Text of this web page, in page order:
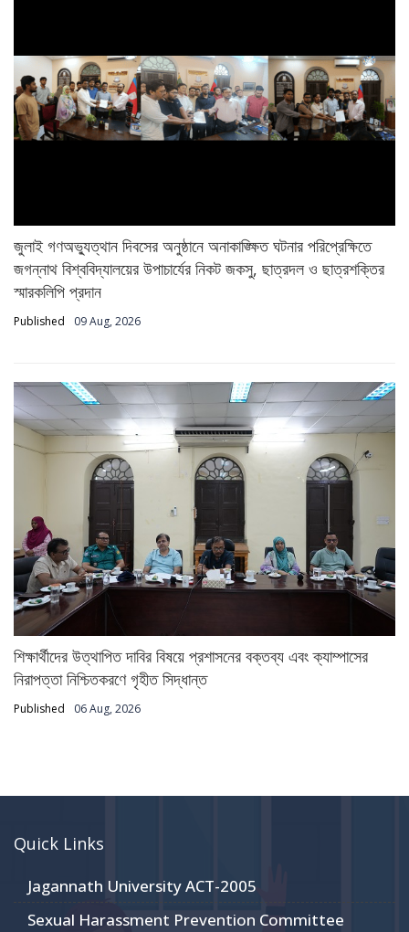
জুলাই গণঅভ্যুত্থান দিবসের অনুষ্ঠানে অনাকাঙ্ক্ষিত ঘটনার পরিপ্রেক্ষিতে
জগন্নাথ বিশ্ববিদ্যালয়ের উপাচার্যের নিকট জকসু, ছাত্রদল ও ছাত্রশক্তির
স্মারকলিপি প্রদান
Published 09 Aug, 2026
শিক্ষার্থীদের উত্থাপিত দাবির বিষয়ে প্রশাসনের বক্তব্য এবং ক্যাম্পাসের
নিরাপত্তা নিশ্চিতকরণে গৃহীত সিদ্ধান্ত
Published 06 Aug, 2026
Quick Links
Jagannath University ACT-2005
Sexual Harassment Prevention Committee